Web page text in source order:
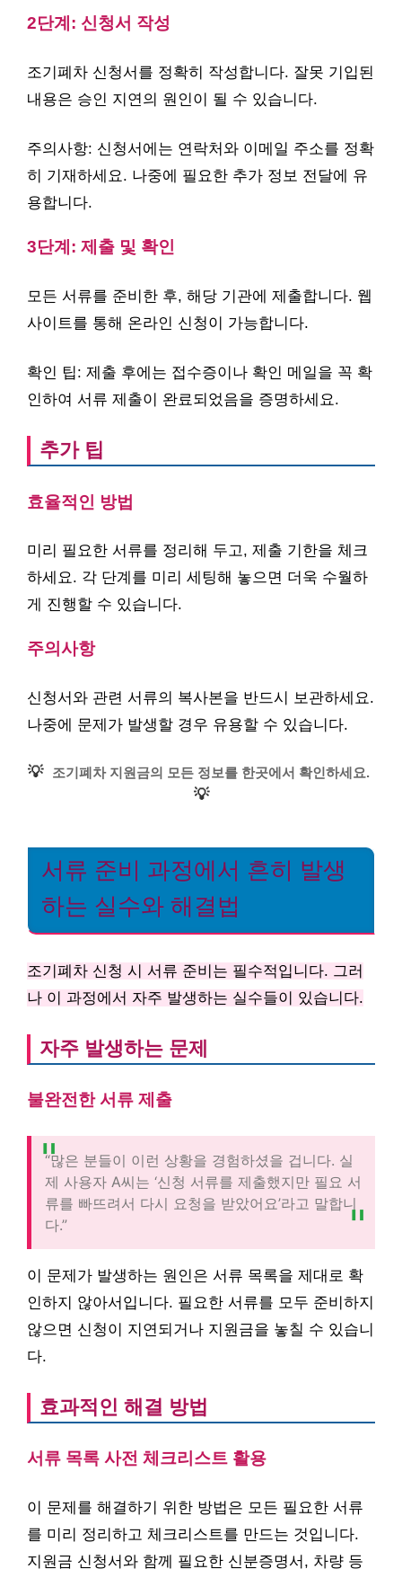
2단계: 신청서 작성
조기폐차 신청서를 정확히 작성합니다. 잘못 기입된
내용은 승인 지연의 원인이 될 수 있습니다.
주의사항: 신청서에는 연락처와 이메일 주소를 정확
히 기재하세요. 나중에 필요한 추가 정보 전달에 유
용합니다.
3단계: 제출 및 확인
모든 서류를 준비한 후, 해당 기관에 제출합니다. 웹
사이트를 통해 온라인 신청이 가능합니다.
확인 팁: 제출 후에는 접수증이나 확인 메일을 꼭 확
인하여 서류 제출이 완료되었음을 증명하세요.
추가 팁
효율적인 방법
미리 필요한 서류를 정리해 두고, 제출 기한을 체크
하세요. 각 단계를 미리 세팅해 놓으면 더욱 수월하
게 진행할 수 있습니다.
주의사항
신청서와 관련 서류의 복사본을 반드시 보관하세요.
나중에 문제가 발생할 경우 유용할 수 있습니다.
💡 조기폐차 지원금의 모든 정보를 한곳에서 확인하세요.
💡
서류 준비 과정에서 흔히 발생
하는 실수와 해결법
조기폐차 신청 시 서류 준비는 필수적입니다. 그러
나 이 과정에서 자주 발생하는 실수들이 있습니다.
자주 발생하는 문제
불완전한 서류 제출
“많은 분들이 이런 상황을 경험하셨을 겁니다. 실
제 사용자 A씨는 ‘신청 서류를 제출했지만 필요 서
류를 빠뜨려서 다시 요청을 받았어요’라고 말합니
다.”
이 문제가 발생하는 원인은 서류 목록을 제대로 확
인하지 않아서입니다. 필요한 서류를 모두 준비하지
않으면 신청이 지연되거나 지원금을 놓칠 수 있습니
다.
효과적인 해결 방법
서류 목록 사전 체크리스트 활용
이 문제를 해결하기 위한 방법은 모든 필요한 서류
를 미리 정리하고 체크리스트를 만드는 것입니다.
지원금 신청서와 함께 필요한 신분증명서, 차량 등